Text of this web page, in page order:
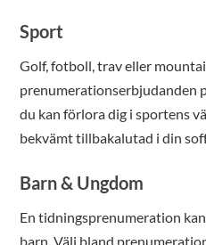
Sport
Golf, fotboll, trav eller
prenumerationserbjudanden
du kan förlora dig i sportens
bekvämt tillbakalutad i din
Barn & Ungdom
En tidningsprenumeration
barn. Välj bland